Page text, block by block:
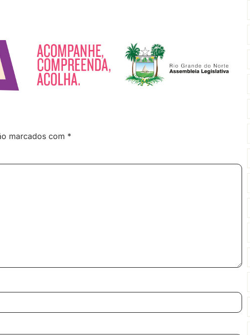
marcados com *